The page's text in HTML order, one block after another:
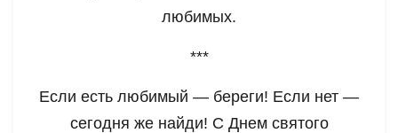
любимых.
***
Если есть любимый — береги! Если нет —
сегодня же найди! С Днем святого